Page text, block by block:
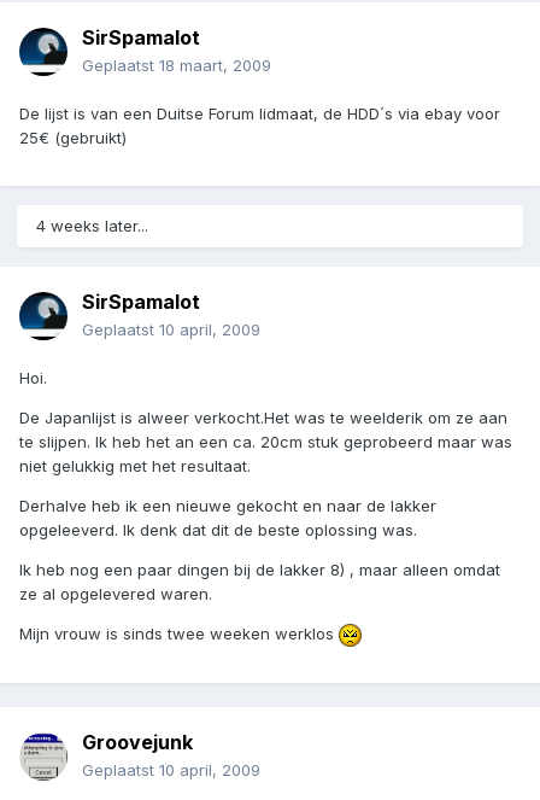
SirSpamalot
Geplaatst 18 maart, 2009
De lijst is van een Duitse Forum lidmaat, de HDD´s via ebay voor
25€ (gebruikt)
4 weeks later...
SirSpamalot
Geplaatst 10 april, 2009
Hoi.
De Japanlijst is alweer verkocht.Het was te weelderik om ze aan
te slijpen. Ik heb het an een ca. 20cm stuk geprobeerd maar was
niet gelukkig met het resultaat.
Derhalve heb ik een nieuwe gekocht en naar de lakker
opgeleeverd. Ik denk dat dit de beste oplossing was.
Ik heb nog een paar dingen bij de lakker 8) , maar alleen omdat
ze al opgelevered waren.
Mijn vrouw is sinds twee weeken werklos
Groovejunk
Geplaatst 10 april, 2009